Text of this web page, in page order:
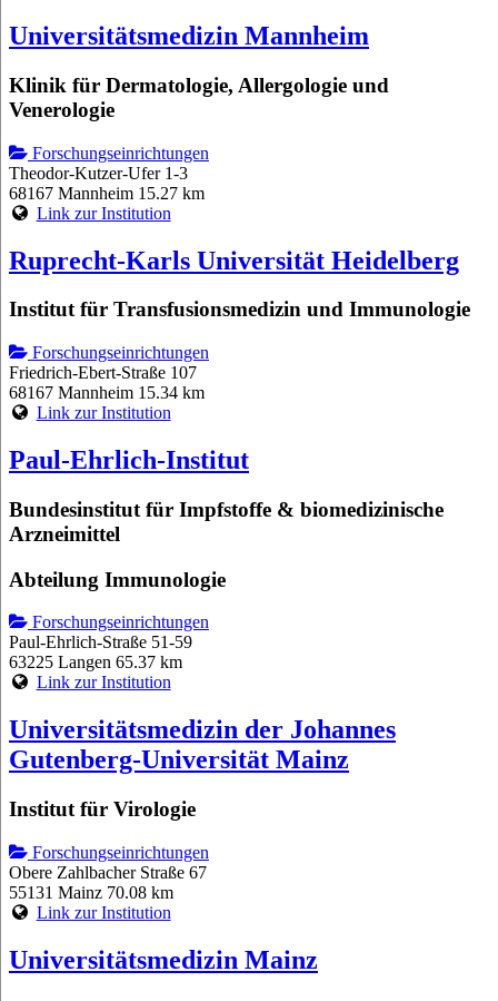
Universitätsmedizin Mannheim
Klinik für Dermatologie, Allergologie und
Venerologie
Forschungseinrichtungen
Theodor-Kutzer-Ufer 1-3
68167 Mannheim 15.27 km
Link zur Institution
Ruprecht-Karls Universität Heidelberg
Institut für Transfusionsmedizin und Immunologie
Forschungseinrichtungen
Friedrich-Ebert-Straße 107
68167 Mannheim 15.34 km
Link zur Institution
Paul-Ehrlich-Institut
Bundesinstitut für Impfstoffe & biomedizinische
Arzneimittel
Abteilung Immunologie
Forschungseinrichtungen
Paul-Ehrlich-Straße 51-59
63225 Langen 65.37 km
Link zur Institution
Universitätsmedizin der Johannes
Gutenberg-Universität Mainz
Institut für Virologie
Forschungseinrichtungen
Obere Zahlbacher Straße 67
55131 Mainz 70.08 km
Link zur Institution
Universitätsmedizin Mainz